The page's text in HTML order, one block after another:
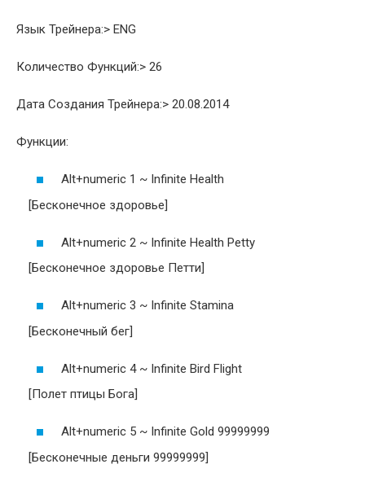
Язык Трейнера:> ENG
Количество Функций:> 26
Дата Создания Трейнера:> 20.08.2014
Функции:
Alt+numeric 1 ~ Infinite Health
[Бесконечное здоровье]
Alt+numeric 2 ~ Infinite Health Petty
[Бесконечное здоровье Петти]
Alt+numeric 3 ~ Infinite Stamina
[Бесконечный бег]
Alt+numeric 4 ~ Infinite Bird Flight
[Полет птицы Бога]
Alt+numeric 5 ~ Infinite Gold 99999999
[Бесконечные деньги 99999999]